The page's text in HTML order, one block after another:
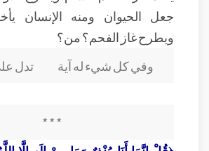
جعل الحيوان ومنه الإنسان
ويطرح غاز الفحم؟ من؟
وفي كل شيء له آية تدل على
* * *